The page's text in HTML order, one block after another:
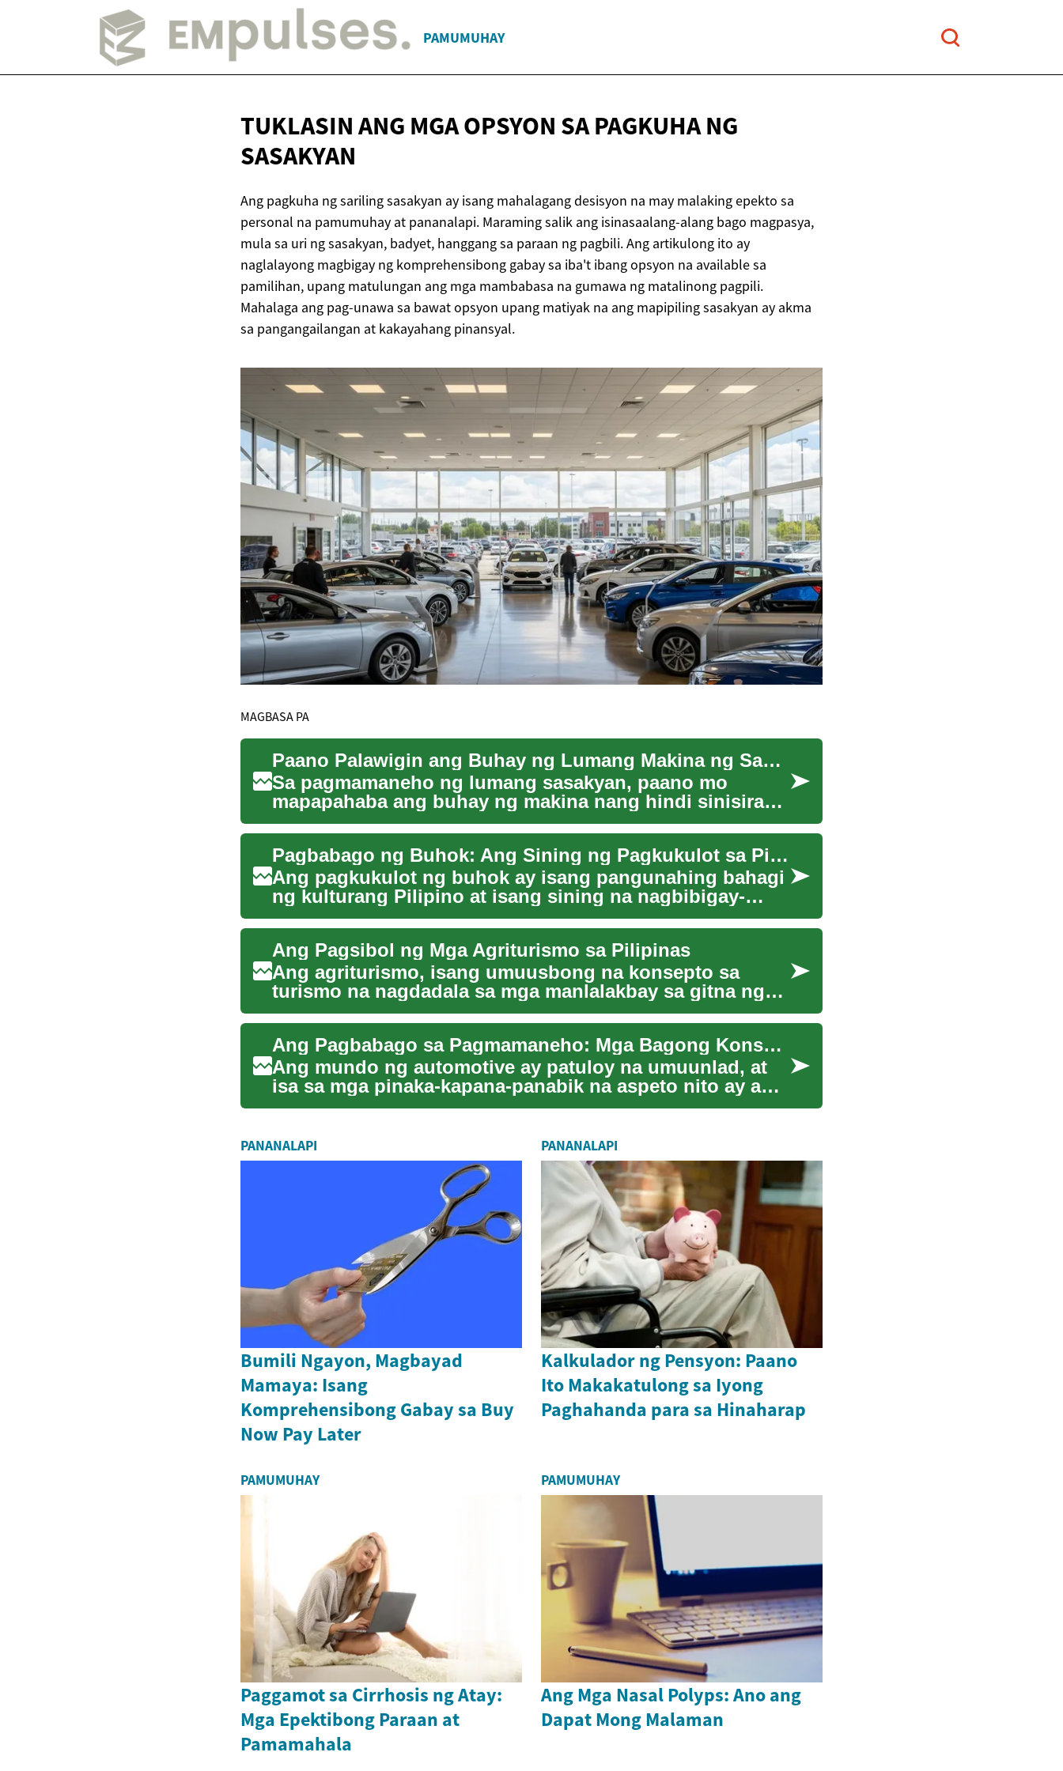
PAMUMUHAY
TUKLASIN ANG MGA OPSYON SA PAGKUHANG
SASAKYAN
Ang pagkuha ng sariling sasakyan ay isang mahalagang desisyon na may malaking epekto sa
personal na pamumuhay at pananalapi. Maraming salik ang isinasaalang-alang bago magpasya,
mula sa uri ng sasakyan, badyet, hanggang sa paraan ng pagbili. Ang artikulong ito ay
naglalayong magbigay ng komprehensibong gabay sa iba't ibang opsyon na available sa
pamilihan, upang matulungan ang mga mambabasa na gumawa ng matalinong pagpili.
Mahalaga ang pag-unawa sa bawat opsyon upang matiyak na ang mapipiling sasakyan ay akma
sa pangangailangan at kakayahang pinansyal.
MAGBASA PA
Paano Palawigin ang Buhay ng Lumang Makina ng Sasakyan
Sa pagmamaneho ng lumang sasakyan, paano mo
mapapahaba ang buhay ng makina nang hindi sinisira
ang karakter nito? Ang...
Pagbabago ng Buhok: Ang Sining ng Pagkukulot sa Pilipinas
Ang pagkukulot ng buhok ay isang pangunahing bahagi
ng kulturang Pilipino at isang sining na nagbibigay-
buhay sa atin...
Ang Pagsibol ng Mga Agriturismo sa Pilipinas
Ang agriturismo, isang umuusbong na konsepto sa
turismo na nagdadala sa mga manlalakbay sa gitna ng
mga bukirin at ta...
Ang Pagbabago sa Pagmamaneho: Mga Bagong Konsepto sa Ergonomics ng Sasakyan
Ang mundo ng automotive ay patuloy na umuunlad, at
isa sa mga pinaka-kapana-panabik na aspeto nito ay ang
ergonomics ...
PANANALAPI
Bumili Ngayon, Magbayad
Mamaya: Isang
Komprehensibong Gabay sa Buy
Now Pay Later
PANANALAPI
Kalkulador ng Pensyon: Paano
Ito Makakatulong sa Iyong
Paghahanda para sa Hinaharap
PAMUMUHAY
Paggamot sa Cirrhosis ng Atay:
Mga Epektibong Paraan at
Pamamahala
PAMUMUHAY
Ang Mga Nasal Polyps: Ano ang
Dapat Mong Malaman